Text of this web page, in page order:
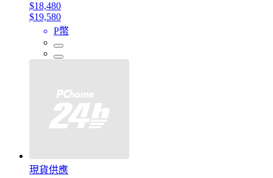
$18,480
$19,580
P幣
現貨供應